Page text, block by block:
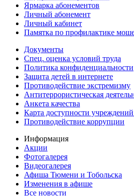
Ярмарка абонементов
Личный абонемент
Личный кабинет
Памятка по профилактике
Документы
Спец. оценка условий труда
Политика конфиденциальности
Защита детей в интернете
Противодействие экстремизму
Антитеррористическая
Анкета качества
Карта доступности
Противодействие коррупции
Информация
Акции
Фотогалерея
Видеогалерея
Афиша Тюмени и Тобольска
Изменения в афише
Все новости